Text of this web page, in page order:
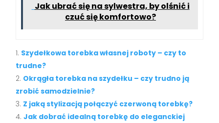
Jak ubrać się na sylwestra, by olśnić i
czuć się komfortowo?
Szydełkowa torebka własnej roboty – czy to
trudne?
Okrągła torebka na szydełku – czy trudno ją
zrobić samodzielnie?
Z jaką stylizacją połączyć czerwoną torebkę?
Jak dobrać idealną torebkę do eleganckiej